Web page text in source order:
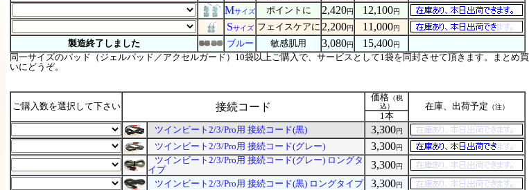
Mサイズ ポイントに 2,420円 12,100円
Sサイズ フェイスケアに 2,200円 11,000円
製造終了しました ブルー 敏感肌用 3,080円 15,400円
同一サイズのパッド（ジェルパッド／アクセルガード）10袋以上ご購入で、サービスとして1袋を同封させて頂きます。まとめ買
いにどうぞ。
ご購入数を選択して下さい 接続コード
価格（税
込）
在庫、出荷予定 （注）
1本
ツインビート2/3/Pro用 接続コード(黒)
3,300円
ツインビート2/3/Pro用 接続コード(グレー) 3,300円
ツインビート2/3/Pro用 接続コード(グレー) ロングタ
イプ
3,300円
ツインビート2/3/Pro用 接続コード(黒) ロングタイプ 3,300円